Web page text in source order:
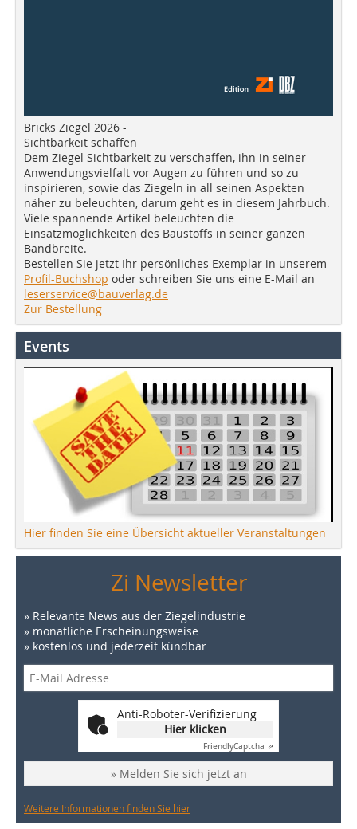
Bricks Ziegel 2026 -
Sichtbarkeit schaffen
Dem Ziegel Sichtbarkeit zu verschaffen, ihn in seiner
Anwendungsvielfalt vor Augen zu führen und so zu
inspirieren, sowie das Ziegeln in all seinen Aspekten
näher zu beleuchten, darum geht es in diesem Jahrbuch.
Viele spannende Artikel beleuchten die
Einsatzmöglichkeiten des Baustoffs in seiner ganzen
Bandbreite.
Bestellen Sie jetzt Ihr persönliches Exemplar in unserem
Profil-Buchshop oder schreiben Sie uns eine E-Mail an
leserservice@bauverlag.de
Zur Bestellung
Events
Hier finden Sie eine Übersicht aktueller Veranstaltungen
Zi Newsletter
» Relevante News aus der Ziegelindustrie
» monatliche Erscheinungsweise
» kostenlos und jederzeit kündbar
Anti-Roboter-Verifizierung
Hier klicken
FriendlyCaptcha ⇗
» Melden Sie sich jetzt an
Weitere Informationen finden Sie hier